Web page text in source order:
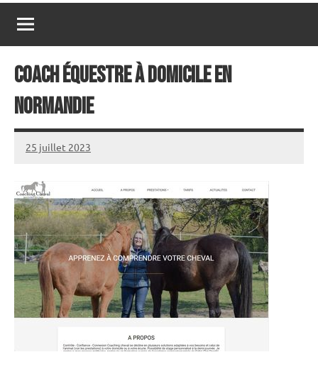
Coaching
Coach équestre à domicile en
Normandie
25 juillet 2023
annuairecoaching